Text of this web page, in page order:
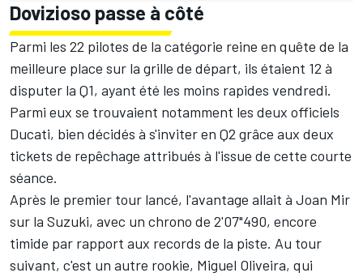
Dovizioso passe à côté
Parmi les 22 pilotes de la catégorie reine en quête de la
meilleure place sur la grille de départ, ils étaient 12 à
disputer la Q1, ayant été les moins rapides vendredi.
Parmi eux se trouvaient notamment les deux officiels
Ducati, bien décidés à s'inviter en Q2 grâce aux deux
tickets de repêchage attribués à l'issue de cette courte
séance.
Après le premier tour lancé, l'avantage allait à Joan Mir
sur la Suzuki, avec un chrono de 2'07"490, encore
timide par rapport aux records de la piste. Au tour
suivant, c'est un autre rookie, Miguel Oliveira, qui